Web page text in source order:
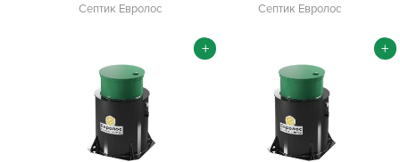
Септик Евролос Септик Евролос
+ +